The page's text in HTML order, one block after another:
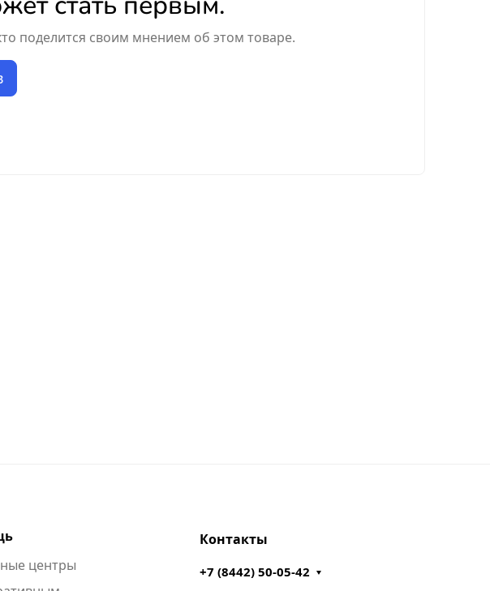
поделится своим мнением об этом товаре.
центры
Контакты
+7 (8442) 50-05-42